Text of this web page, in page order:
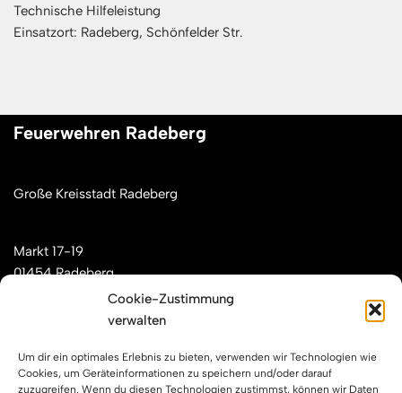
Cookie-Zustimmung
verwalten
Um dir ein optimales Erlebnis zu bieten, verwenden wir Technologien wie
Cookies, um Geräteinformationen zu speichern und/oder darauf
zuzugreifen. Wenn du diesen Technologien zustimmst, können wir Daten
Technische Hilfeleistung
Einsatzort: Radeberg, Schönfelder Str.
Feuerwehren Radeberg
Große Kreisstadt Radeberg
Markt 17-19
01454 Radeberg
Mail: kontakt[at]feuerwehren-radeberg.de
Feuerwehren Radeberg im Internet